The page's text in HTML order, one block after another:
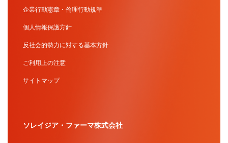
企業行動憲章・倫理行動規準
個人情報保護方針
反社会的勢力に対する基本方針
ご利用上の注意
サイトマップ
ソレイジア・ファーマ株式会社